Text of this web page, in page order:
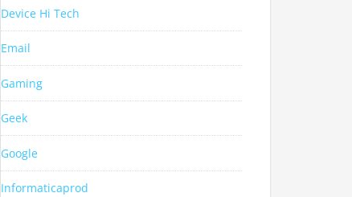
Device Hi Tech
Email
Gaming
Geek
Google
Informaticaprod